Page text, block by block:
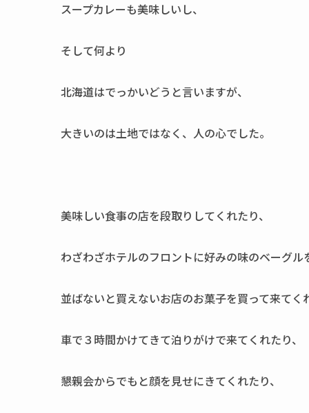
スープカレーも美味しいし、
そして何より
北海道はでっかいどうと言いますが、
大きいのは土地ではなく、人の心でした。
美味しい食事の店を段取りしてくれたり、
わざわざホテルのフロントに好みの味のベーグル
並ばないと買えないお店のお菓子を買って来てく
車で３時間かけてきて泊りがけで来てくれたり、
懇親会からでもと顔を見せにきてくれたり、